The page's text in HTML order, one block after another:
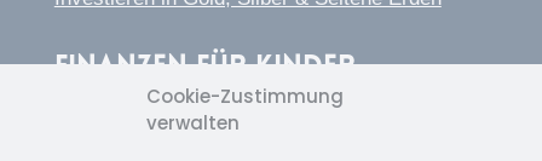
Cookie-Zustimmung
verwalten
Finanzen für Kinder
Webinar „So machst du dein Kind zum